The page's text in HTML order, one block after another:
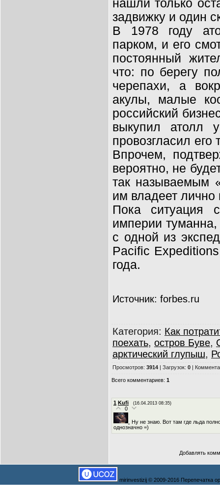
нашли только
задвижку и один
В 1978 году
парком, и его
постоянный
что: по берегу
черепахи, а
акулы, малые
российский
выкупил атолл
провозгласил
Впрочем,
вероятно, не
так называемым
им владеет лично
Пока ситуация
империи туманна,
с одной из
Pacific
года.
Источник: forbes.ru
Категория: Как
поехать, остров Буве,
арктический глупыш,
Просмотров: 3914 | Загрузок: 0 |
Всего комментариев: 1
1 Kufi (16.04.2013 08:35)
0
Ну не знаю. Вот там где льда
однозначно =)
Добавлять
mirinvestizij © 2009-2016 Перепечатка